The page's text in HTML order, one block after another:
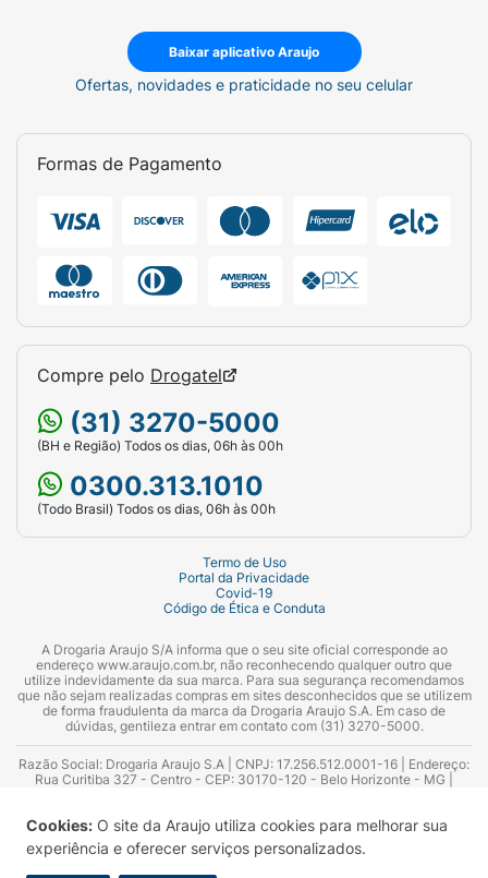
Cookies: O site da Araujo utiliza cookies para melhorar sua
experiência e oferecer serviços personalizados.
Baixar aplicativo Araujo
Ofertas, novidades e praticidade no seu celular
Formas de Pagamento
Compre pelo Drogatel
(31) 3270-5000
(BH e Região) Todos os dias, 06h às 00h
0300.313.1010
(Todo Brasil) Todos os dias, 06h às 00h
Termo de Uso
Portal da Privacidade
Covid-19
Código de Ética e Conduta
A Drogaria Araujo S/A informa que o seu site oficial corresponde ao
endereço www.araujo.com.br, não reconhecendo qualquer outro que
utilize indevidamente da sua marca. Para sua segurança recomendamos
que não sejam realizadas compras em sites desconhecidos que se utilizem
de forma fraudulenta da marca da Drogaria Araujo S.A. Em caso de
dúvidas, gentileza entrar em contato com (31) 3270-5000.
Razão Social: Drogaria Araujo S.A | CNPJ: 17.256.512.0001-16 | Endereço:
Rua Curitiba 327 - Centro - CEP: 30170-120 - Belo Horizonte - MG |
Azevedo Guimarães – CRF 10.965 | Yasmin Silva Alvarenga – CRF 52.584 -
Consultor substituto: Thiago Aguiar Pinheiro - CRF Nº 13.748. Alvará
Sanitário: 2025020713 | Autorização de Funcionamento da Empresa (AFE):